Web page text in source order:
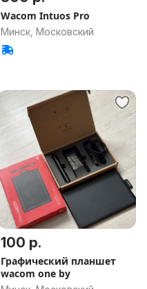
Wacom Intuos Pro
Минск, Московский
100 р.
Графический планшет
wacom one by